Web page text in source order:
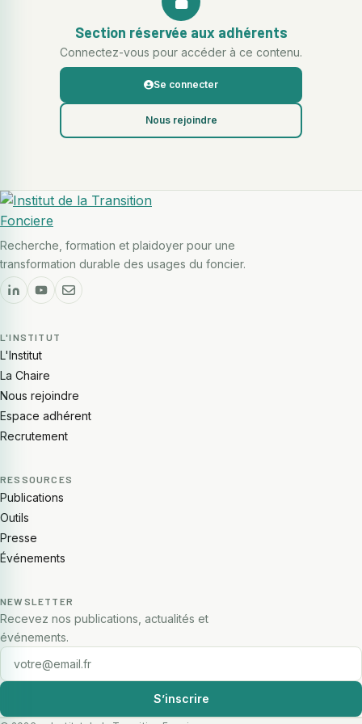
approfondi d’un outil numérique d’aide à la décision qui
l’accompagne. Les deux documents sont destinés à être
consultés en parallèle. L’utilisation de l’outil numérique ne
nécessite pas de lire la totalité du Référentiel, mais il est
conseillé de s’y référer pour l’éclairer.
Section réservée aux adhérents
Connectez-vous pour accéder à ce contenu.
Se connecter
Nous rejoindre
Recherche, formation et plaidoyer pour une
transformation durable des usages du foncier.
L'INSTITUT
L'Institut
La Chaire
Nous rejoindre
Espace adhérent
Recrutement
RESSOURCES
Publications
Outils
Presse
Événements
NEWSLETTER
Recevez nos publications, actualités et
événements.
E-mail
S’inscrire